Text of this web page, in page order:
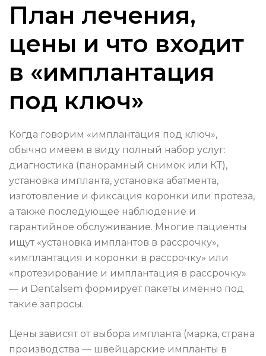
План лечения,
цены и что входит
в «имплантация
под ключ»
Когда говорим «имплантация под ключ»,
обычно имеем в виду полный набор услуг:
диагностика (панорамный снимок или КТ),
установка импланта, установка абатмента,
изготовление и фиксация коронки или протеза,
а также последующее наблюдение и
гарантийное обслуживание. Многие пациенты
ищут «установка имплантов в рассрочку»,
«имплантация и коронки в рассрочку» или
«протезирование и имплантация в рассрочку»
— и Dentalsem формирует пакеты именно под
такие запросы.
Цены зависят от выбора импланта (марка, страна
производства — швейцарские импланты в